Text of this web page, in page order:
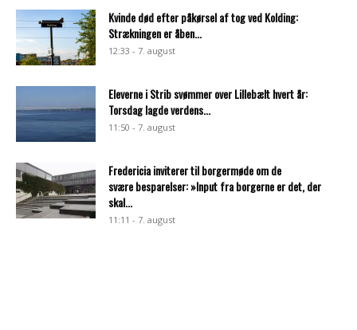
Kvinde død efter påkørsel af tog ved Kolding:
Strækningen er åben...
12:33 - 7. august
Eleverne i Strib svømmer over Lillebælt hvert år:
Torsdag lagde verdens...
11:50 - 7. august
Fredericia inviterer til borgermøde om de
svære besparelser: »Input fra borgerne er det, der
skal...
11:11 - 7. august